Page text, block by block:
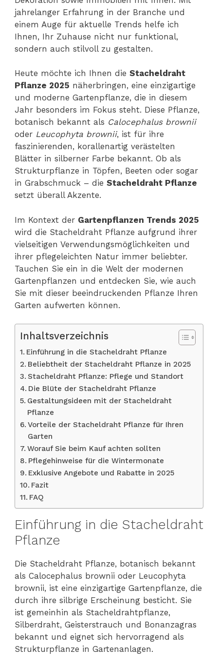
jahrelanger Erfahrung in der Branche und
einem Auge für aktuelle Trends helfe ich
Ihnen, Ihr Zuhause nicht nur funktional,
sondern auch stilvoll zu gestalten.
Heute möchte ich Ihnen die Stacheldraht
Pflanze 2025 näherbringen, eine einzigartige
und moderne Gartenpflanze, die in diesem
Jahr besonders im Fokus steht. Diese Pflanze,
botanisch bekannt als Calocephalus brownii
oder Leucophyta brownii, ist für ihre
faszinierenden, korallenartig verästelten
Blätter in silberner Farbe bekannt. Ob als
Strukturpflanze in Töpfen, Beeten oder sogar
in Grabschmuck – die Stacheldraht Pflanze
setzt überall Akzente.
Im Kontext der Gartenpflanzen Trends 2025
wird die Stacheldraht Pflanze aufgrund ihrer
vielseitigen Verwendungsmöglichkeiten und
ihrer pflegeleichten Natur immer beliebter.
Tauchen Sie ein in die Welt der modernen
Gartenpflanzen und entdecken Sie, wie auch
Sie mit dieser beeindruckenden Pflanze Ihren
Garten aufwerten können.
Inhaltsverzeichnis
Einführung in die Stacheldraht Pflanze
Beliebtheit der Stacheldraht Pflanze in 2025
Stacheldraht Pflanze: Pflege und Standort
Die Blüte der Stacheldraht Pflanze
Gestaltungsideen mit der Stacheldraht
Pflanze
Vorteile der Stacheldraht Pflanze für Ihren
Garten
Worauf Sie beim Kauf achten sollten
Pflegehinweise für die Wintermonate
Exklusive Angebote und Rabatte in 2025
Fazit
FAQ
Einführung in die Stacheldraht
Pflanze
Die Stacheldraht Pflanze, botanisch bekannt
als Calocephalus brownii oder Leucophyta
brownii, ist eine einzigartige Gartenpflanze, die
durch ihre silbrige Erscheinung besticht. Sie
ist gemeinhin als Stacheldrahtpflanze,
Silberdraht, Geisterstrauch und Bonanzagras
bekannt und eignet sich hervorragend als
Strukturpflanze in Gartenanlagen.